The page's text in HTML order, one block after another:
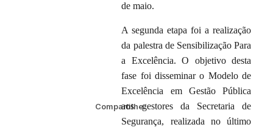
Compartilhe:
de maio.
A segunda etapa foi a realização
da palestra de Sensibilização Para
a Excelência. O objetivo desta
fase foi disseminar o Modelo de
Excelência em Gestão Pública
aos gestores da Secretaria de
Segurança, realizada no último